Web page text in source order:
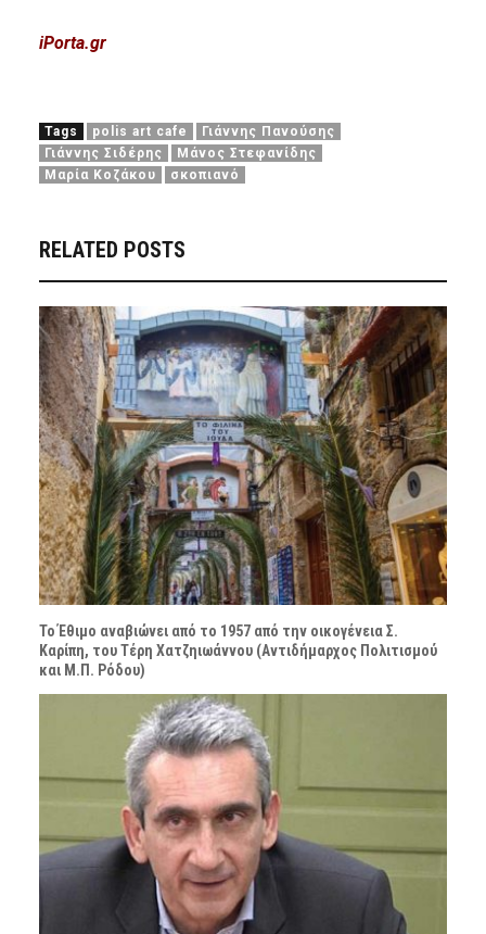
iPorta.gr
Tags polis art cafe
Γιάννης Πανούσης
Γιάννης Σιδέρης
Μάνος Στεφανίδης
Μαρία Κοζάκου
σκοπιανό
RELATED POSTS
Το Έθιμο αναβιώνει από το 1957 από την οικογένεια Σ.
Καρίπη, του Τέρη Χατζηιωάννου (Αντιδήμαρχος Πολιτισμού
και Μ.Π. Ρόδου)